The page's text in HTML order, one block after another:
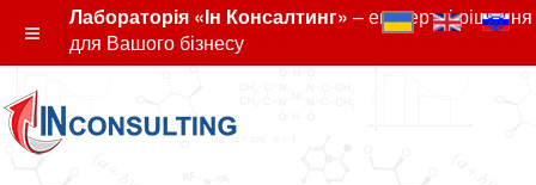
Лабораторія «Ін Консалтинг» – експертні рішення
для Вашого бізнесу